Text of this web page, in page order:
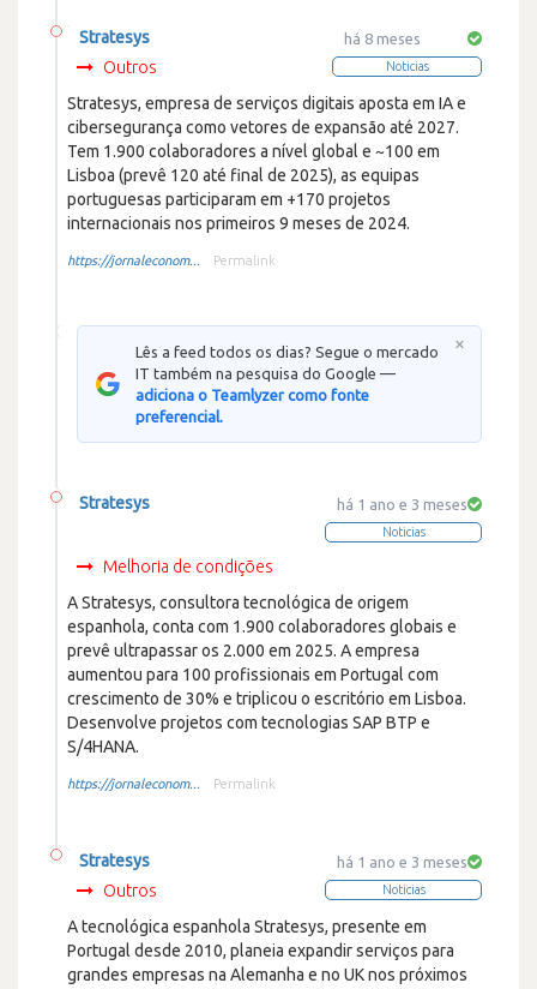
há 8 meses
Noticias
Stratesys
Outros
Stratesys, empresa de serviços digitais aposta em IA e
cibersegurança como vetores de expansão até 2027.
Tem 1.900 colaboradores a nível global e ~100 em
Lisboa (prevê 120 até final de 2025), as equipas
portuguesas participaram em +170 projetos
internacionais nos primeiros 9 meses de 2024.
https://jornaleconom... Permalink
Lês a feed todos os dias? Segue o mercado
IT também na pesquisa do Google —
adiciona o Teamlyzer como fonte
preferencial.
×
há 1 ano e 3 meses
Noticias
Stratesys
Melhoria de condições
A Stratesys, consultora tecnológica de origem
espanhola, conta com 1.900 colaboradores globais e
prevê ultrapassar os 2.000 em 2025. A empresa
aumentou para 100 profissionais em Portugal com
crescimento de 30% e triplicou o escritório em Lisboa.
Desenvolve projetos com tecnologias SAP BTP e
S/4HANA.
https://jornaleconom... Permalink
há 1 ano e 3 meses
Noticias
Stratesys
Outros
A tecnológica espanhola Stratesys, presente em
Portugal desde 2010, planeia expandir serviços para
grandes empresas na Alemanha e no UK nos próximos